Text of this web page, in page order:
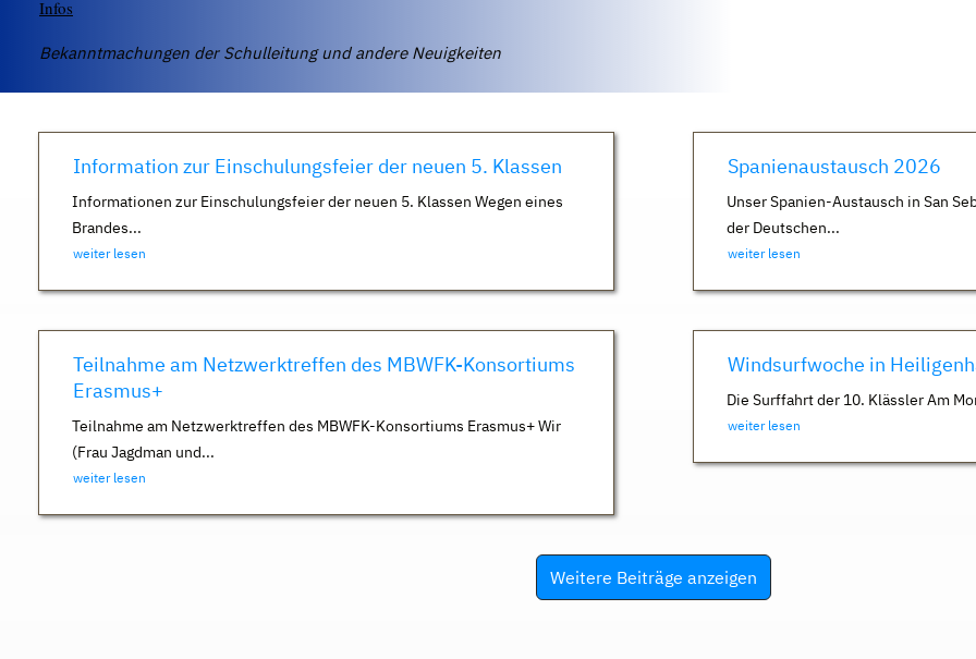
Infos
Bekanntmachungen der Schulleitung und andere Neuigkeiten
Information zur Einschulungsfeier der neuen 5. Klassen
Informationen zur Einschulungsfeier der neuen 5. Klassen Wegen eines
Brandes...
weiter lesen
Spanienaustausch 2026
Unser Spanien-Austausch in San
der Deutschen...
weiter lesen
Teilnahme am Netzwerktreffen des MBWFK-Konsortiums
Erasmus+
Teilnahme am Netzwerktreffen des MBWFK-Konsortiums Erasmus+ Wir
(Frau Jagdman und...
weiter lesen
Windsurfwoche in
Die Surffahrt der 10. Klässler Am
weiter lesen
Weitere Beiträge anzeigen